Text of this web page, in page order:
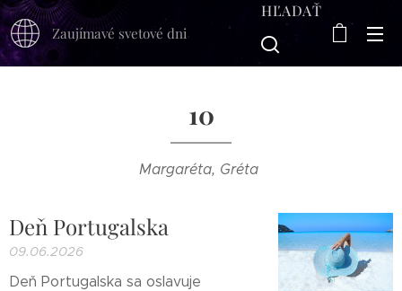
Zaujímavé svetové dni
HĽADAŤ
10
Margaréta, Gréta
Deň Portugalska
09.06.2026
Deň Portugalska sa oslavuje